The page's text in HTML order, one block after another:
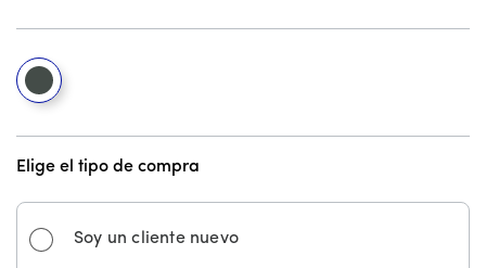
PANTONE® Deep Forest
Elige el tipo de compra
Soy un cliente nuevo